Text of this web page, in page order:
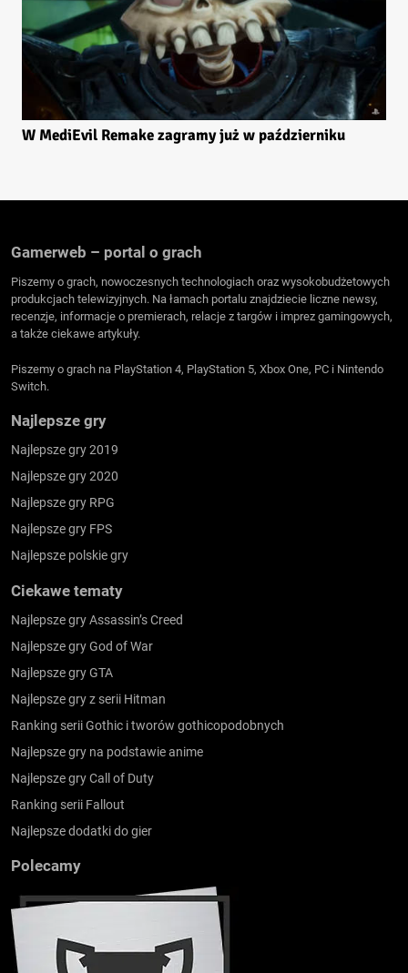
W MediEvil Remake zagramy już w październiku
Gamerweb – portal o grach
Piszemy o grach, nowoczesnych technologiach oraz wysokobudżetowych
produkcjach telewizyjnych. Na łamach portalu znajdziecie liczne newsy,
recenzje, informacje o premierach, relacje z targów i imprez gamingowych,
a także ciekawe artykuły.
Piszemy o grach na PlayStation 4, PlayStation 5, Xbox One, PC i Nintendo
Switch.
Najlepsze gry
Najlepsze gry 2019
Najlepsze gry 2020
Najlepsze gry RPG
Najlepsze gry FPS
Najlepsze polskie gry
Ciekawe tematy
Najlepsze gry Assassin’s Creed
Najlepsze gry God of War
Najlepsze gry GTA
Najlepsze gry z serii Hitman
Ranking serii Gothic i tworów gothicopodobnych
Najlepsze gry na podstawie anime
Najlepsze gry Call of Duty
Ranking serii Fallout
Najlepsze dodatki do gier
Polecamy